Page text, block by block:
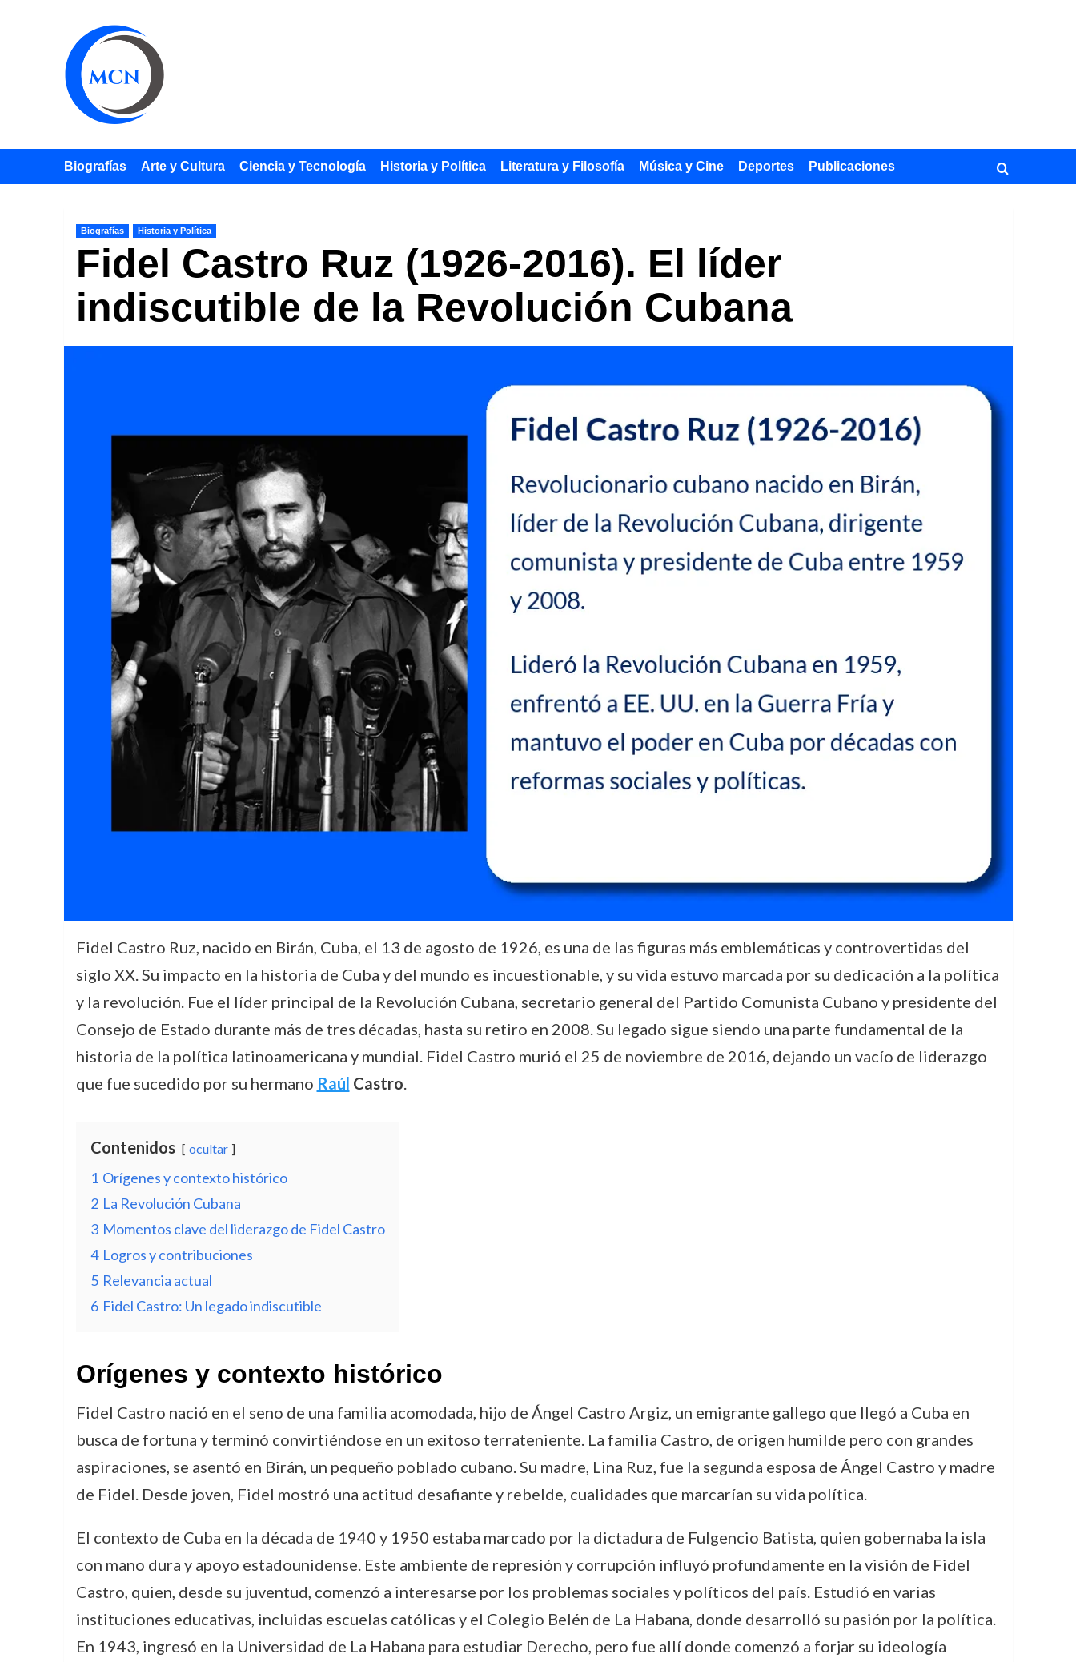
Biografías Arte y Cultura Ciencia y Tecnología Historia y Política Literatura y Filosofía Música y Cine Deportes Publicaciones
Biografías Historia y Política
Fidel Castro Ruz (1926-2016). El líder
indiscutible de la Revolución Cubana
Fidel Castro Ruz, nacido en Birán, Cuba, el 13 de agosto de 1926, es una de las figuras más emblemáticas y controvertidas del
siglo XX. Su impacto en la historia de Cuba y del mundo es incuestionable, y su vida estuvo marcada por su dedicación a la política
y la revolución. Fue el líder principal de la Revolución Cubana, secretario general del Partido Comunista Cubano y presidente del
Consejo de Estado durante más de tres décadas, hasta su retiro en 2008. Su legado sigue siendo una parte fundamental de la
historia de la política latinoamericana y mundial. Fidel Castro murió el 25 de noviembre de 2016, dejando un vacío de liderazgo
que fue sucedido por su hermano Raúl Castro.
Contenidos ocultar
1 Orígenes y contexto histórico
2 La Revolución Cubana
3 Momentos clave del liderazgo de Fidel Castro
4 Logros y contribuciones
5 Relevancia actual
6 Fidel Castro: Un legado indiscutible
Orígenes y contexto histórico
Fidel Castro nació en el seno de una familia acomodada, hijo de Ángel Castro Argiz, un emigrante gallego que llegó a Cuba en
busca de fortuna y terminó convirtiéndose en un exitoso terrateniente. La familia Castro, de origen humilde pero con grandes
aspiraciones, se asentó en Birán, un pequeño poblado cubano. Su madre, Lina Ruz, fue la segunda esposa de Ángel Castro y madre
de Fidel. Desde joven, Fidel mostró una actitud desafiante y rebelde, cualidades que marcarían su vida política.
El contexto de Cuba en la década de 1940 y 1950 estaba marcado por la dictadura de Fulgencio Batista, quien gobernaba la isla
con mano dura y apoyo estadounidense. Este ambiente de represión y corrupción influyó profundamente en la visión de Fidel
Castro, quien, desde su juventud, comenzó a interesarse por los problemas sociales y políticos del país. Estudió en varias
instituciones educativas, incluidas escuelas católicas y el Colegio Belén de La Habana, donde desarrolló su pasión por la política.
En 1943, ingresó en la Universidad de La Habana para estudiar Derecho, pero fue allí donde comenzó a forjar su ideología